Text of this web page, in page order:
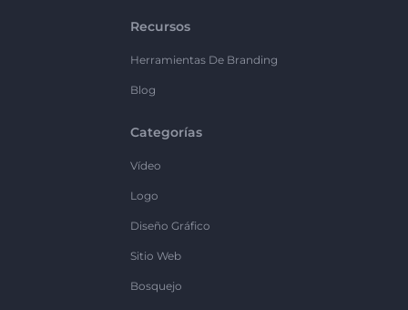
Recursos
Herramientas De Branding
Blog
Categorías
Vídeo
Logo
Diseño Gráfico
Sitio Web
Bosquejo